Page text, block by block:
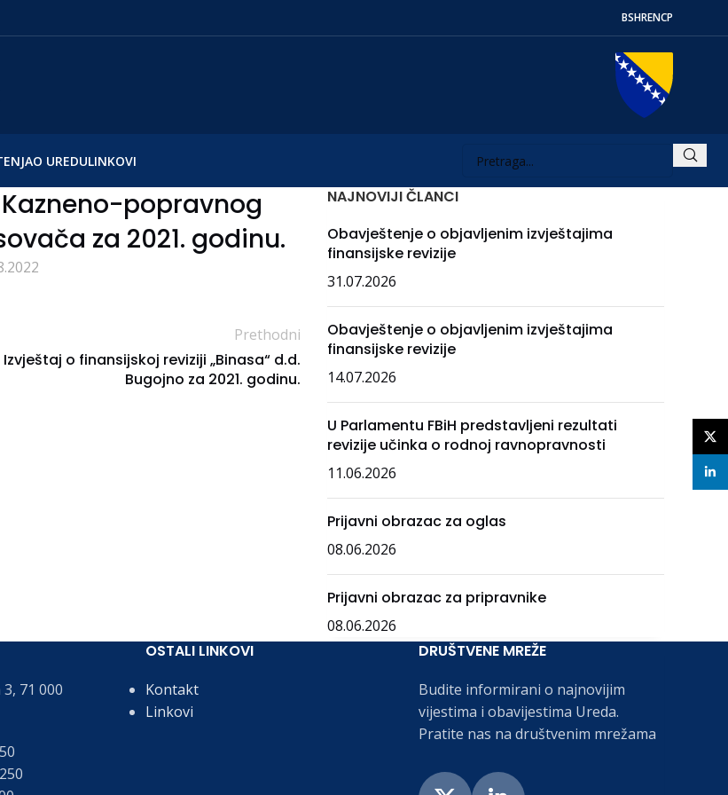
BSHRENСР
O UREDULINKOVI
popravnog
za 2021. godinu.
Prethodni
Izvještaj o finansijskoj reviziji „Binasa“ d.d.
Bugojno za 2021. godinu.
NAJNOVIJI ČLANCI
Obavještenje o objavljenim izvještajima
finansijske revizije
31.07.2026
Obavještenje o objavljenim izvještajima
finansijske revizije
14.07.2026
U Parlamentu FBiH predstavljeni rezultati
revizije učinka o rodnoj ravnopravnosti
11.06.2026
Prijavni obrazac za oglas
08.06.2026
Prijavni obrazac za pripravnike
08.06.2026
71 000
OSTALI LINKOVI
Kontakt
Linkovi
DRUŠTVENE MREŽE
Budite informirani o najnovijim
vijestima i obavijestima Ureda.
Pratite nas na društvenim mrežama